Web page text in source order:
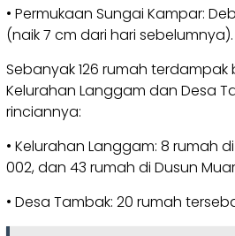
• Permukaan Sungai Kampar:
(naik 7 cm dari hari sebelumnya).
Sebanyak 126 rumah terdampak
Kelurahan Langgam dan Desa
rinciannya:
• Kelurahan Langgam: 8 rumah di
002, dan 43 rumah di Dusun
• Desa Tambak: 20 rumah